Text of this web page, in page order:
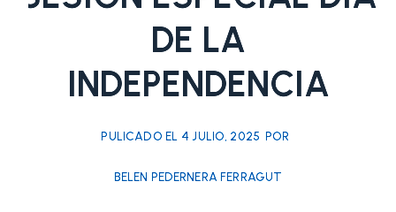
DE LA
INDEPENDENCIA
PULICADO EL 4 JULIO, 2025 POR
BELEN PEDERNERA FERRAGUT